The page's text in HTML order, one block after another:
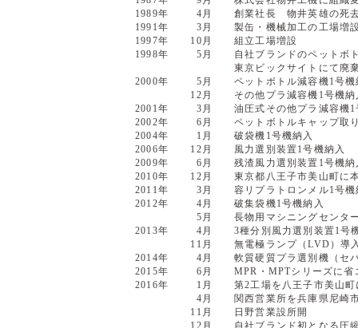
1989年
4月
創業社長 物井英雄の死
1991年
3月
製缶・機械加工の工場増
1997年
10月
組立工場増設
1998年
5月
自社ブランドのペットボ
東京ビックサイトにて廃
2000年
5月
ペットボトル減容機1号機
12月
その他プラ減容機1号機納
2001年
3月
油圧式その他プラ減容機
2002年
6月
ペットボトルキャップ取
2004年
1月
破袋機1号機納入
2006年
12月
風力選別装置1号機納入
2009年
6月
残渣風力選別装置1号機納
2010年
12月
東京都八王子市美山町に
2011年
3月
容リプラトロンメル1号機
2012年
4月
破集袋機1号機納入
5月
長物用マシニングセンタ
2013年
4月
3種分別風力選別装置1号
11月
無電極ランプ（LVD）導
2014年
4月
軟質硬質プラ選別機（セ
2015年
6月
MPR・MPTシリーズに
2016年
1月
第2工場を八王子市美山
4月
関西営業所を兵庫県尼崎
11月
日野営業設所開
12月
自社ブランド初となる圧